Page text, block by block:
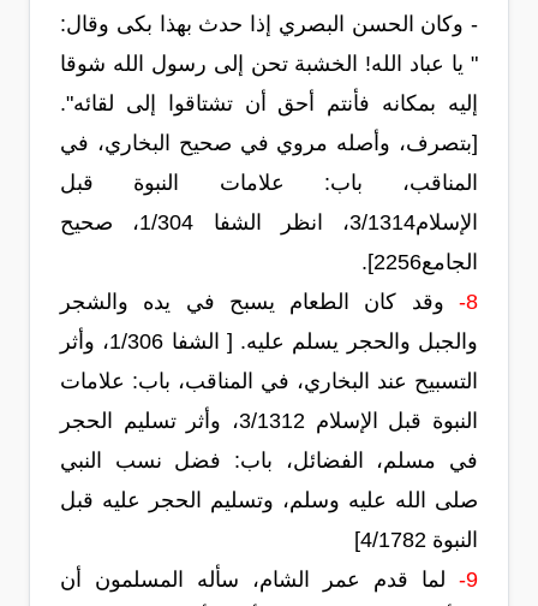
- وكان الحسن البصري إذا حدث بهذا بكى وقال:
" يا عباد الله! الخشبة تحن إلى رسول الله شوقا
إليه بمكانه فأنتم أحق أن تشتاقوا إلى لقائه".
[بتصرف، وأصله مروي في صحيح البخاري، في
المناقب، باب: علامات النبوة قبل
الإسلام3/1314، انظر الشفا 1/304، صحيح
الجامع2256].
8-
وقد كان الطعام يسبح في يده والشجر
والجبل والحجر يسلم عليه. [ الشفا 1/306، وأثر
التسبيح عند البخاري، في المناقب، باب: علامات
النبوة قبل الإسلام 3/1312، وأثر تسليم الحجر
في مسلم، الفضائل، باب: فضل نسب النبي
صلى الله عليه وسلم، وتسليم الحجر عليه قبل
النبوة 4/1782]
9-
لما قدم عمر الشام، سأله المسلمون أن